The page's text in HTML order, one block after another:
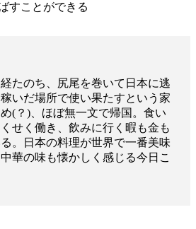
たのち、尻尾を巻いて日本に逃
いだ場所で使い果たすという家
(？)、ほぼ無一文で帰国。食い
せく働き、飲みに行く暇も金も
。日本の料理が世界で一番美味
華の味も懐かしく感じる今日こ